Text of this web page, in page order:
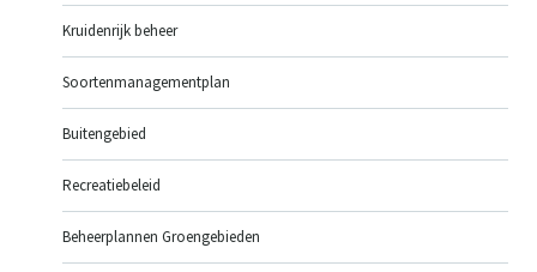
Kruidenrijk beheer
Soortenmanagementplan
Buitengebied
Recreatiebeleid
Beheerplannen Groengebieden